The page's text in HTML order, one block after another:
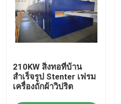
ผลิตภัณฑ์
เครื่อง Stenter สิ่งทอ
210KW สิ่งทอที่บ้าน
สำเร็จรูป Stenter เฟรม
เครื่องถักผ้าวิปริต